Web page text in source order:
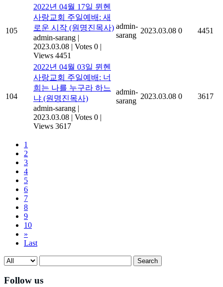
105
2022년 04월 17일 뮌헨
사랑교회 주일예배: 새
로운 시작 (원명진목사)
admin-sarang |
2023.03.08 | Votes 0 |
Views 4451
admin-
sarang
2023.03.08 0 4451
104
2022년 04월 03일 뮌헨
사랑교회 주일예배: 너
희는 나를 누구라 하느
냐 (원명진목사)
admin-sarang |
2023.03.08 | Votes 0 |
Views 3617
admin-
sarang
2023.03.08 0 3617
1
2
3
4
5
6
7
8
9
10
»
Last
Search
Follow us